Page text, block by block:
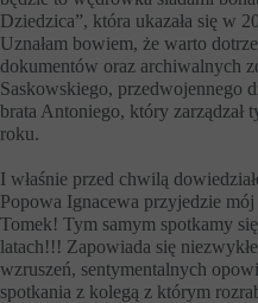
Dziedzica”, która ukazała się w
Uznałam bowiem, że warto
dokumentów oraz archiwalnych
Saskowskiego, przedwojennego
brata Antoniego, który zarządzał
roku.
I właśnie przed chwilą
Popowa Ignacewa przyjedzie
Tomek! Tym samym spotkamy
latach!!! Zapowiada się
wzruszeń, sentymentalnych
spotkania z kolegą z którym